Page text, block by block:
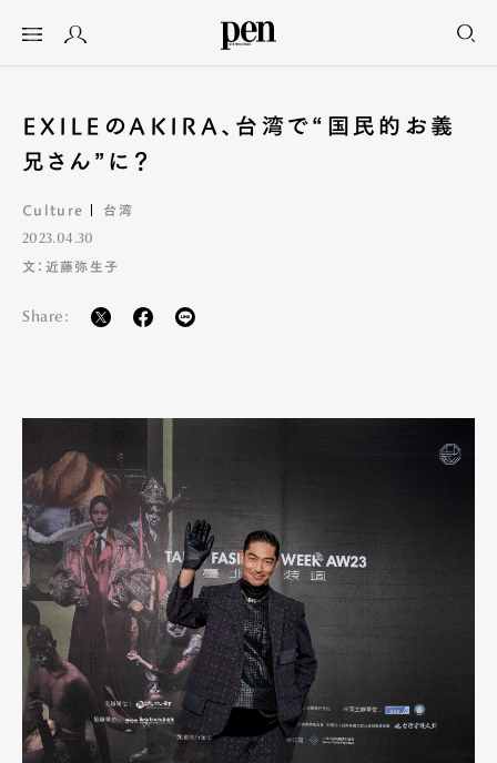
EXILEのAKIRA、台湾で“国民的お義
兄さん”に？
Culture 台湾
2023.04.30
文：近藤弥生子
Share: